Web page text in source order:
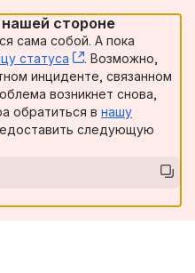
стороне
сама собой. А пока
статуса , (opens new
. Возможно,
инциденте, связанном
window)
возникнет снова,
обратиться в нашу
new window)следующую